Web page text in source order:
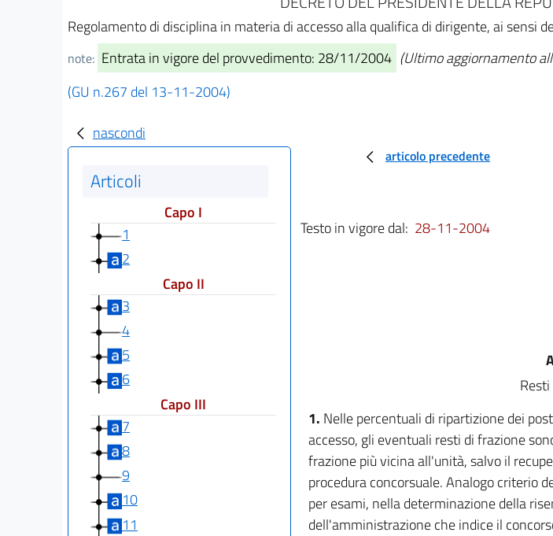
Regolamento di disciplina in materia di accesso alla qualifica di dirigente, ai
note: Entrata in vigore del provvedimento: 28/11/2004 (Ultimo aggiornamento
(GU n.267 del 13-11-2004)
nascondi
Articoli
Capo I
1
2
Capo II
3
4
5
6
Capo III
7
8
9
10
11
articolo precedente
Testo in vigore dal: 28-11-2004
1. Nelle percentuali di ripartizione dei
accesso, gli eventuali resti di frazione
frazione più vicina all'unità, salvo il
procedura concorsuale. Analogo criterio
per esami, nella determinazione della
dell'amministrazione che indice il